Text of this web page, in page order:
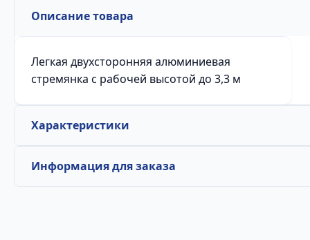
Описание товара
Легкая двухсторонняя алюминиевая
стремянка с рабочей высотой до 3,3 м
Характеристики
Информация для заказа